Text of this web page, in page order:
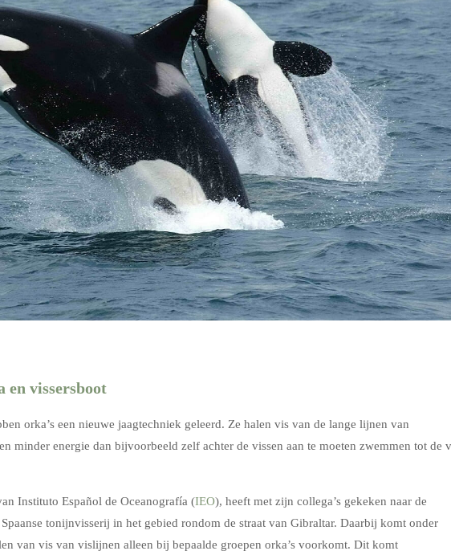
en vissersboot
orka’s een nieuwe jaagtechniek geleerd. Ze halen vis van de lange lijnen van
minder energie dan bijvoorbeeld zelf achter de vissen aan te moeten zwemmen tot de
Instituto Español de Oceanografía (IEO), heeft met zijn collega’s gekeken naar de
Spaanse tonijnvisserij in het gebied rondom de straat van Gibraltar. Daarbij komt onder
van vis van vislijnen alleen bij bepaalde groepen orka’s voorkomt. Dit komt